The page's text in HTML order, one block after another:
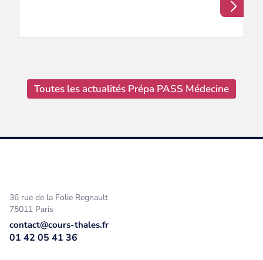
Toutes les actualités Prépa PASS Médecine
36 rue de la Folie Regnault
75011 Paris
contact@cours-thales.fr
01 42 05 41 36